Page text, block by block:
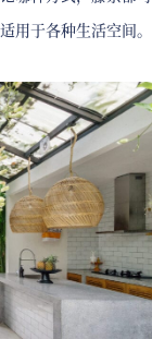
用于各种生活空间。